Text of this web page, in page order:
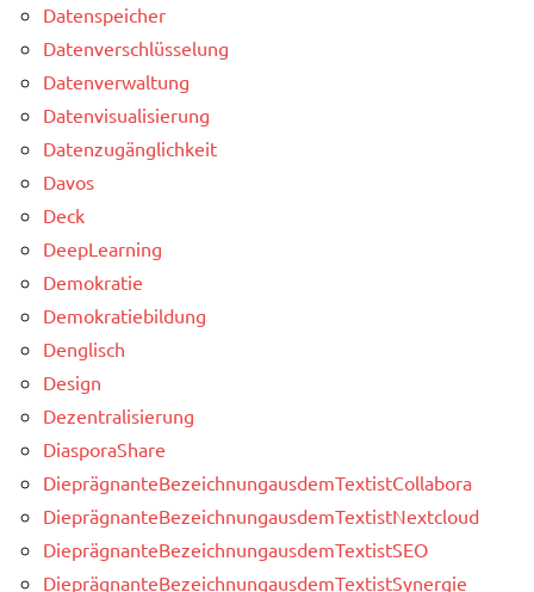
Datenspeicher
Datenverschlüsselung
Datenverwaltung
Datenvisualisierung
Datenzugänglichkeit
Davos
Deck
DeepLearning
Demokratie
Demokratiebildung
Denglisch
Design
Dezentralisierung
DiasporaShare
DieprägnanteBezeichnungausdemTextistCollabora
DieprägnanteBezeichnungausdemTextistNextcloud
DieprägnanteBezeichnungausdemTextistSEO
DieprägnanteBezeichnungausdemTextistSynergie